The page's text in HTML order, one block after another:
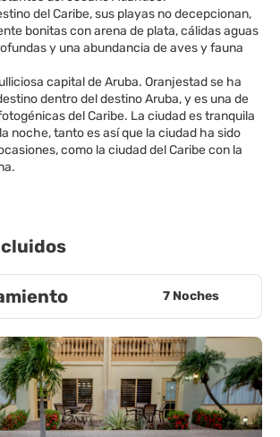
del Caribe, sus playas no decepcionan,
bonitas con arena de plata, cálidas aguas
y una abundancia de aves y fauna
capital de Aruba. Oranjestad se ha
dentro del destino Aruba, y es una de
del Caribe. La ciudad es tranquila
noche, tanto es así que la ciudad ha sido
como la ciudad del Caribe con la
7 Noches